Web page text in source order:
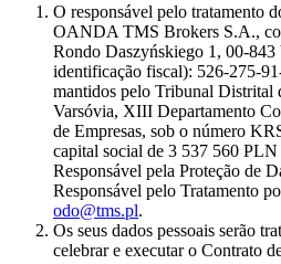
O responsável pelo tratamento
OANDA TMS Brokers S.A.,
Rondo Daszyńskiego 1, 00-
identificação fiscal): 526-275-
mantidos pelo Tribunal Distrital
Varsóvia, XIII Departamento
de Empresas, sob o número
capital social de 3 537 560
Responsável pela Proteção de
Responsável pelo Tratamento
odo@tms.pl.
Os seus dados pessoais serão
celebrar e executar o Contrato